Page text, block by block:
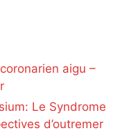
aigu –
Le Syndrome
d’outremer